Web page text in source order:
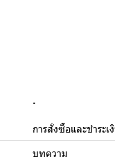
.
การสั่งซื้อและชำระเ
บทความ